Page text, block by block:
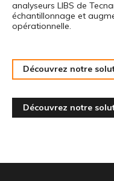
analyseurs LIBS de
échantillonnage et
opérationnelle.
Découvrez notre
Découvrez notre